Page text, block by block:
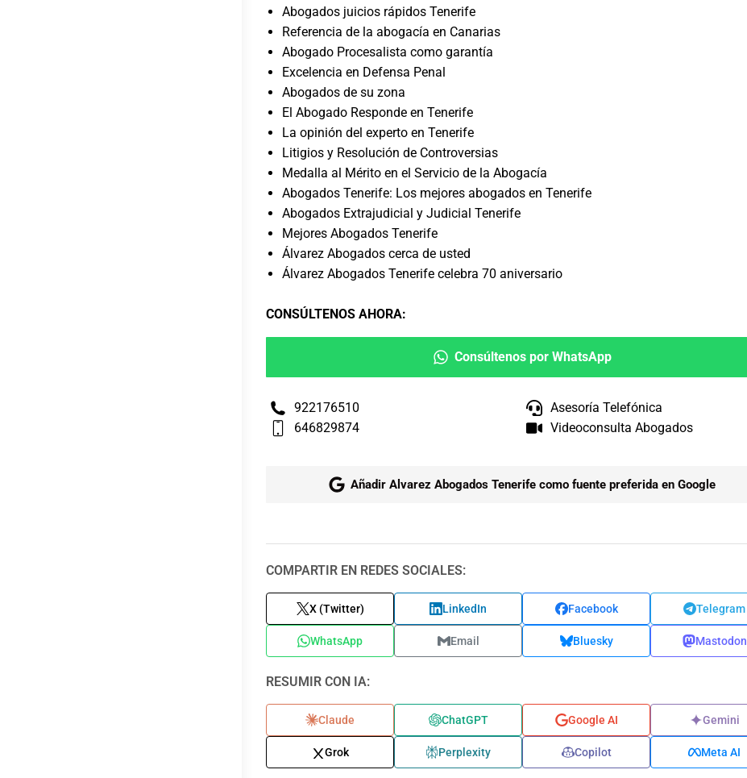
Abogados juicios rápidos Tenerife
Referencia de la abogacía en Canarias
Abogado Procesalista como garantía
Excelencia en Defensa Penal
Abogados de su zona
El Abogado Responde en Tenerife
La opinión del experto en Tenerife
Litigios y Resolución de Controversias
Medalla al Mérito en el Servicio de la Abogacía
Abogados Tenerife: Los mejores abogados en Tenerife
Abogados Extrajudicial y Judicial Tenerife
Mejores Abogados Tenerife
Álvarez Abogados cerca de usted
Álvarez Abogados Tenerife celebra 70 aniversario
CONSÚLTENOS AHORA:
Consúltenos por WhatsApp
922176510
646829874
Asesoría Telefónica
Videoconsulta Abogados
Añadir Alvarez Abogados Tenerife como fuente preferida en Google
COMPARTIR EN REDES SOCIALES:
X (Twitter) LinkedIn Facebook Telegram
WhatsApp Email Bluesky Mastodon
RESUMIR CON IA:
Claude ChatGPT Google AI Gemini
Grok Perplexity Copilot Meta AI